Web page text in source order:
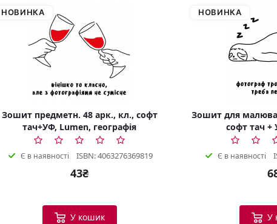
НОВИНКА
Зошит предметн. 48 арк., кл., софт
тач+УФ, Lumen, географія
Є в наявності ISBN: 4063276369819
43₴
У кошик
НОВИНКА
Зошит для
софт тач +
Є в наявності
У